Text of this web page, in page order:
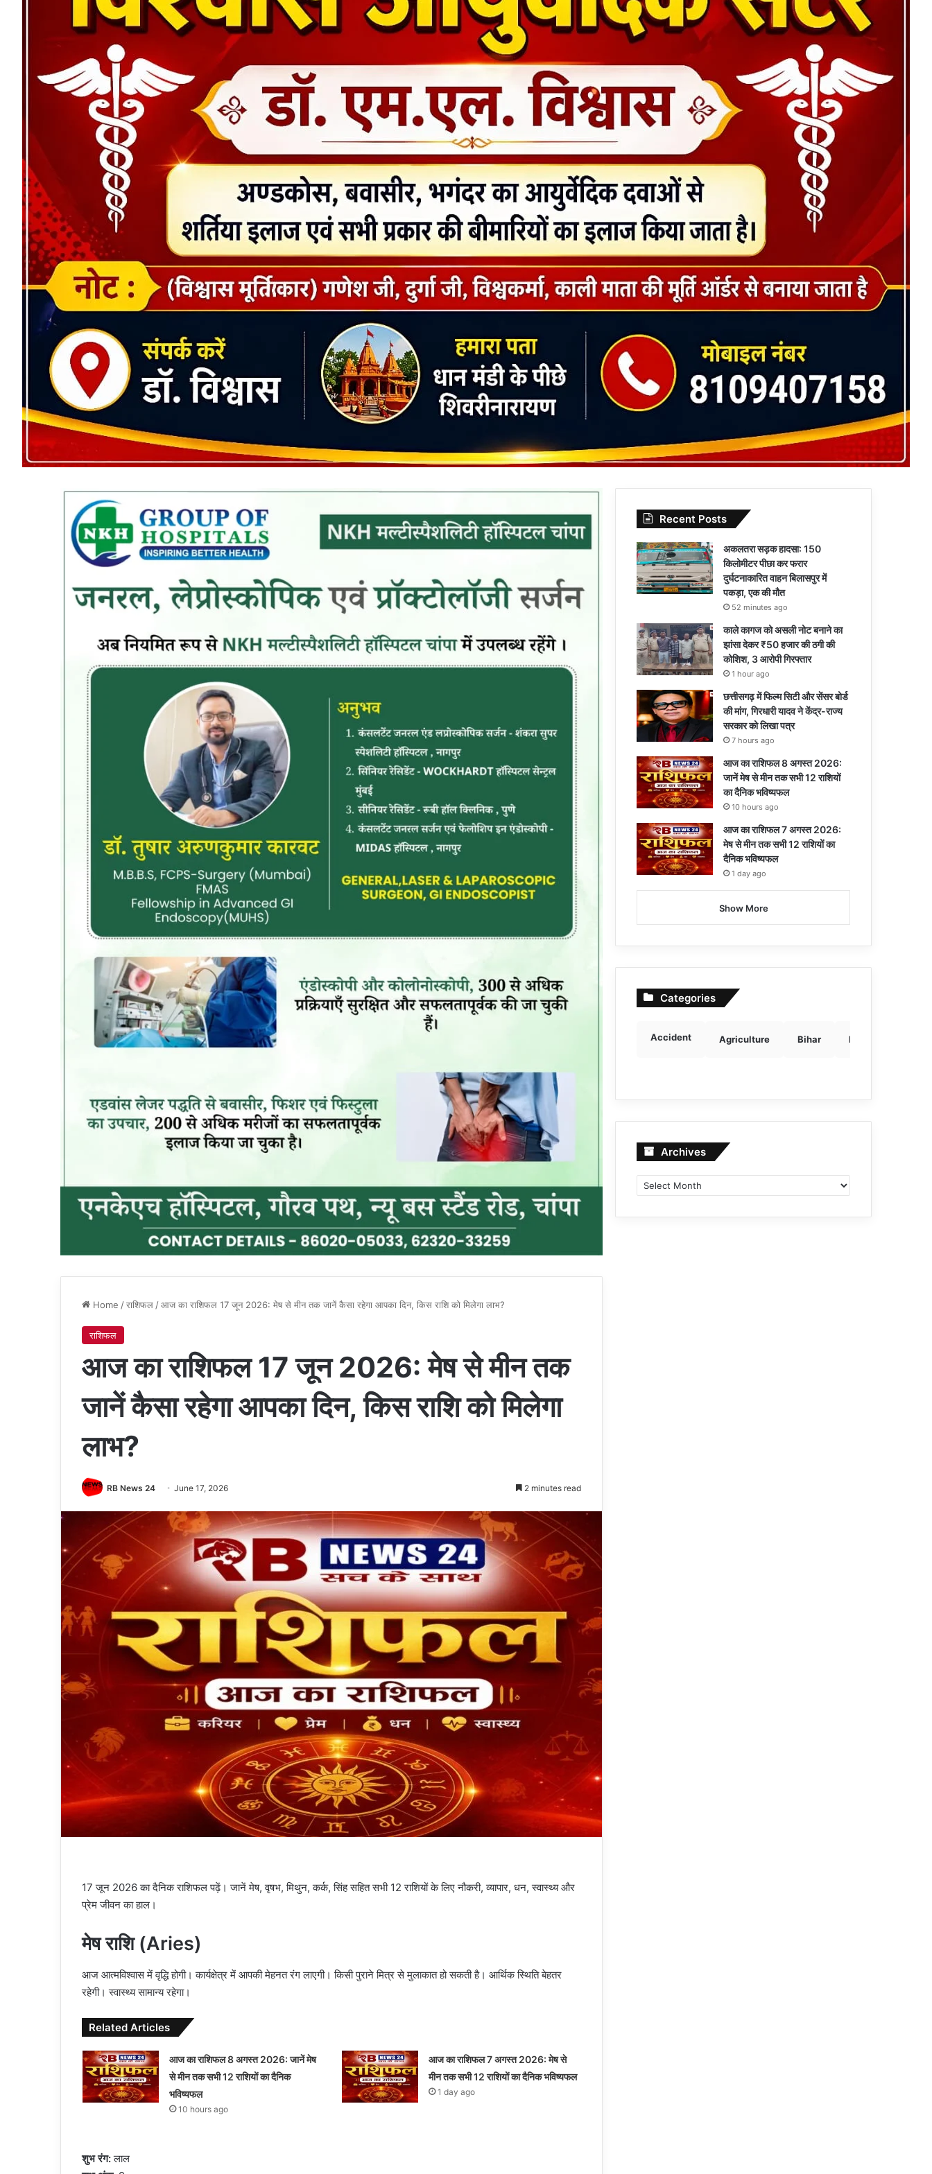
Home /राशिफल /आज का राशिफल 17 जून 2026: मेष से मीन तक जानें कैसा रहेगा आपका दिन, किस राशि को मिलेगा लाभ?
राशिफल
आज का राशिफल 17 जून 2026: मेष से मीन तक
जानें कैसा रहेगा आपका दिन, किस राशि को मिलेगा
लाभ?
RB News 24 June 17, 2026 2 minutes read
17 जून 2026 का दैनिक राशिफल पढ़ें। जानें मेष, वृषभ, मिथुन, कर्क, सिंह सहित सभी 12 राशियों के लिए नौकरी, व्यापार, धन, स्वास्थ्य और
प्रेम जीवन का हाल।
मेष राशि (Aries)
आज आत्मविश्वास में वृद्धि होगी। कार्यक्षेत्र में आपकी मेहनत रंग लाएगी। किसी पुराने मित्र से मुलाकात हो सकती है। आर्थिक स्थिति बेहतर
रहेगी। स्वास्थ्य सामान्य रहेगा।
Related Articles
आज का राशिफल 8 अगस्त 2026: जानें मेष
से मीन तक सभी 12 राशियों का दैनिक
भविष्यफल
10 hours ago
आज का राशिफल 7 अगस्त 2026: मेष से
मीन तक सभी 12 राशियों का दैनिक भविष्यफल
1 day ago
शुभ रंग:लाल
Recent Posts
अकलतरा सड़क हादसा: 150
किलोमीटर पीछा कर फरार
दुर्घटनाकारित वाहन बिलासपुर में
पकड़ा, एक की मौत
52 minutes ago
काले कागज को असली नोट बनाने का
झांसा देकर ₹50 हजार की ठगी की
कोशिश, 3 आरोपी गिरफ्तार
1 hour ago
छत्तीसगढ़ में फिल्म सिटी और सेंसर बोर्ड
की मांग, गिरधारी यादव ने केंद्र-राज्य
सरकार को लिखा पत्र
7 hours ago
आज का राशिफल 8 अगस्त 2026:
जानें मेष से मीन तक सभी 12 राशियों
का दैनिक भविष्यफल
10 hours ago
आज का राशिफल 7 अगस्त 2026:
मेष से मीन तक सभी 12 राशियों का
दैनिक भविष्यफल
1 day ago
Show More
Categories
Accident Agriculture Bihar Breaking news
Archives Archives